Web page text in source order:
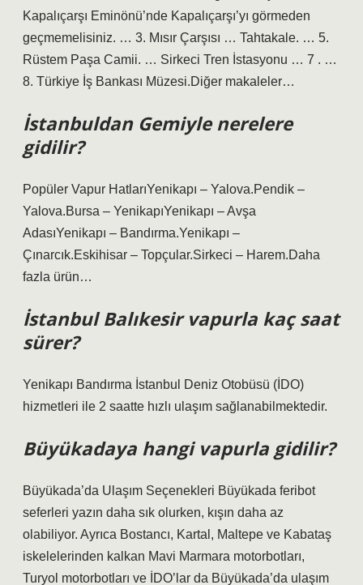
Kapalıçarşı Eminönü’nde Kapalıçarşı’yı görmeden
geçmemelisiniz. … 3. Mısır Çarşısı … Tahtakale. … 5.
Rüstem Paşa Camii. … Sirkeci Tren İstasyonu … 7 . …
8. Türkiye İş Bankası Müzesi.Diğer makaleler…
İstanbuldan Gemiyle nerelere
gidilir?
Popüler Vapur HatlarıYenikapı – Yalova.Pendik –
Yalova.Bursa – YenikapıYenikapı – Avşa
AdasıYenikapı – Bandırma.Yenikapı –
Çınarcık.Eskihisar – Topçular.Sirkeci – Harem.Daha
fazla ürün…
İstanbul Balıkesir vapurla kaç saat
sürer?
Yenikapı Bandırma İstanbul Deniz Otobüsü (İDO)
hizmetleri ile 2 saatte hızlı ulaşım sağlanabilmektedir.
Büyükadaya hangi vapurla gidilir?
Büyükada’da Ulaşım Seçenekleri Büyükada feribot
seferleri yazın daha sık olurken, kışın daha az
olabiliyor. Ayrıca Bostancı, Kartal, Maltepe ve Kabataş
iskelelerinden kalkan Mavi Marmara motorbotları,
Turyol motorbotları ve İDO’lar da Büyükada’da ulaşım